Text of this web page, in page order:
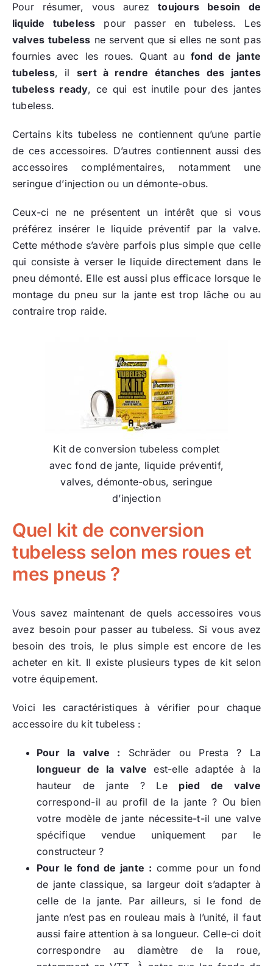
Pour résumer, vous aureztoujours besoin de
liquide tubeless pour passer en tubeless. Les
valves tubeless ne servent que si elles ne sont pas
fournies avec les roues. Quant au fond de jante
tubeless, il sert à rendre étanches des jantes
tubeless ready, ce qui est inutile pour des jantes
tubeless.
Certains kits tubeless ne contiennent qu’une partie
de ces accessoires. D’autres contiennent aussi des
accessoires complémentaires, notamment une
seringue d’injection ou un démonte-obus.
Ceux-ci ne ne présentent un intérêt que si vous
préférez insérer le liquide préventif par la valve.
Cette méthode s’avère parfois plus simple que celle
qui consiste à verser le liquide directement dans le
pneu démonté. Elle est aussi plus efficace lorsque le
montage du pneu sur la jante est trop lâche ou au
contraire trop raide.
Kit de conversion tubeless complet
avec fond de jante, liquide préventif,
valves, démonte-obus, seringue
d’injection
Quel kit de conversion
tubeless selon mes roues et
mes pneus ?
Vous savez maintenant de quels accessoires vous
avez besoin pour passer au tubeless. Si vous avez
besoin des trois, le plus simple est encore de les
acheter en kit. Il existe plusieurs types de kit selon
votre équipement.
Voici les caractéristiques à vérifier pour chaque
accessoire du kit tubeless :
Pour la valve : Schräder ou Presta ? La
longueur de la valve est-elle adaptée à la
hauteur de jante ? Le pied de valve
correspond-il au profil de la jante ? Ou bien
votre modèle de jante nécessite-t-il une valve
spécifique vendue uniquement par le
constructeur ?
Pour le fond de jante : comme pour un fond
de jante classique, sa largeur doit s’adapter à
celle de la jante. Par ailleurs, si le fond de
jante n’est pas en rouleau mais à l’unité, il faut
aussi faire attention à sa longueur. Celle-ci doit
correspondre au diamètre de la roue,